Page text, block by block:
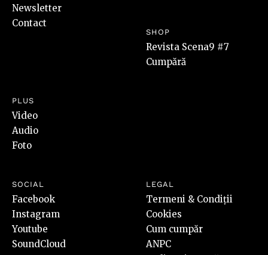
Newsletter
Contact
SHOP
Revista Scena9 #7
Cumpără
PLUS
Video
Audio
Foto
SOCIAL
Facebook
Instagram
Youtube
SoundCloud
LEGAL
Termeni & Condiții
Cookies
Cum cumpăr
ANPC